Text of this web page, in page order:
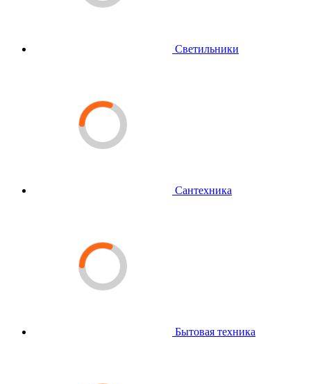
Светильники
Сантехника
Бытовая техника